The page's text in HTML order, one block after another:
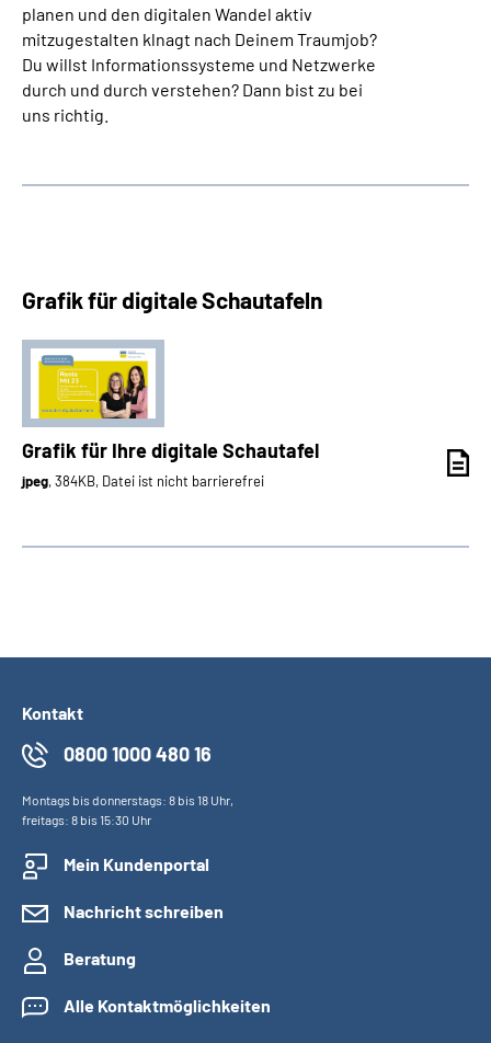
planen und den digitalen Wandel aktiv
mitzugestalten klnagt nach Deinem Traumjob?
Du willst Informationssysteme und Netzwerke
durch und durch verstehen? Dann bist zu bei
uns richtig.
Grafik für digitale Schautafeln
Grafik für Ihre digitale Schautafel
jpeg, 384KB, Datei ist nicht barrierefrei
Kontakt
0800 1000 480 16
Montags bis donnerstags: 8 bis 18 Uhr,
freitags: 8 bis 15:30 Uhr
Mein Kundenportal
Nachricht schreiben
Beratung
Alle Kontaktmöglichkeiten